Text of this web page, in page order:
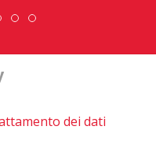
internazionale
Giovanile » 19 - 28
Scopri dove sono i nostri
dei dati